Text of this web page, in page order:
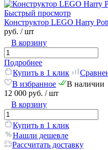
Быстрый просмотр
Конструктор LEGO Harry
руб. / шт
В корзину
Подробнее
Купить в 1 клик
В избранное
В наличии
12 000 руб. / шт
В корзину
Купить в 1 клик
Нашли дешевле
Рассчитать доставку